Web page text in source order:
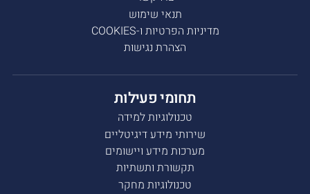
תנאי שימוש
מדיניות הפרטיות ו-COOKIES
הצהרת נגישות
תחומי פעילות
טכנולוגיות למידה
שירותי מידע דיגיטליים
מערכות מידע ויישומים
תקשורת ותשתיות
טכנולוגיות מחקר